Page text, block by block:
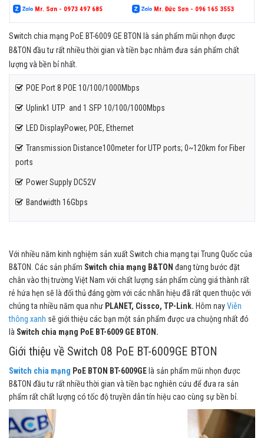
Mr. Sơn - 0973 497 685 Mr. Đức Sơn - 096 165 3553
Switch chia mạng PoE BT-6009 GE BTON là sản phẩm mũi nhọn được
B&TON đầu tư rất nhiều thời gian và tiền bạc nhằm đưa sản phẩm chất
lượng và bền bỉ nhất.
POE Port 8 POE 10/100/1000Mbps
Uplink1 UTP and 1 SFP 10/100/1000Mbps
LED DisplayPower, POE, Ethernet
Transmission Distance100meter for UTP ports; 0~120km for Fiber
ports
Power Supply DC52V
Bandwidth 16Gbps
Với nhiều năm kinh nghiệm sản xuất Switch chia mạng tại Trung Quốc của
B&TON. Các sản phẩm Switch chia mạng B&TON đang từng bước đặt
chân vào thị trường Việt Nam với chất lượng sản phẩm cùng giá thành rất
rẻ hứa hẹn sẽ là đối thủ đáng gờm với các nhãn hiệu đã rất quen thuộc với
chúng ta nhiều năm qua như PLANET, Cissco, TP-Link. Hôm nayViễn
thông xanh sẽ giới thiệu các bạn một sản phẩm được ưa chuộng nhất đó
là Switch chia mạng PoE BT-6009 GE BTON.
Giới thiệu về Switch 08 PoE BT-6009GE BTON
Switch chia mạng PoE BTON BT-6009GElà sản phẩm mũi nhọn được
B&TON đầu tư rất nhiều thời gian và tiền bạc nghiên cứu để đưa ra sản
phẩm rất chất lượng có tốc độ truyền dẫn tín hiệu cao cùng sự bền bỉ.